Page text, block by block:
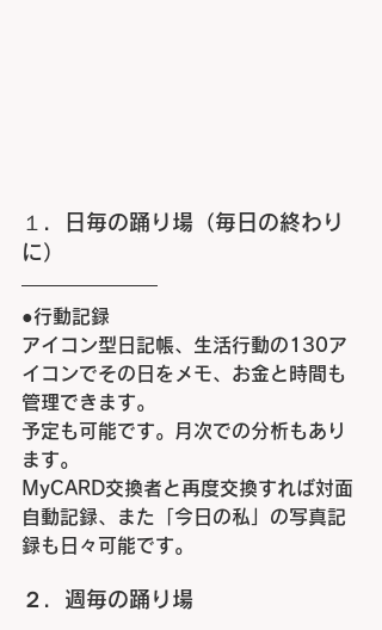
１．日毎の踊り場（毎日の終わり
に）
●行動記録
アイコン型日記帳、生活行動の130ア
イコンでその日をメモ、お金と時間も
管理できます。
予定も可能です。月次での分析もあり
ます。
MyCARD交換者と再度交換すれば対面
自動記録、また「今日の私」の写真記
録も日々可能です。
２．週毎の踊り場